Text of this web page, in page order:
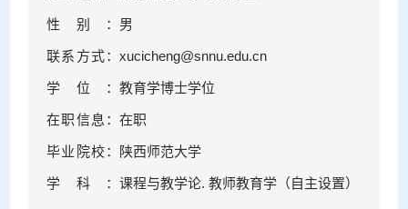
性别： 男
联系方式：xucicheng@snnu.edu.cn
学位：教育学博士学位
在职信息：在职
毕业院校： 陕西师范大学
学科：课程与教学论. 教师教育学（自主设置）